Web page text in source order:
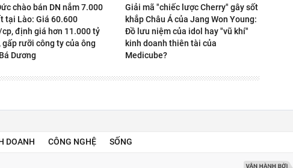
chào bán DN nắm 7.000
tại Lào: Giá 60.600
định giá hơn 11.000 tỷ
gấp rưỡi công ty của ông
Dương
Giải mã "chiếc lược Cherry" gây sốt
khắp Châu Á của Jang Won Young:
Đồ lưu niệm của idol hay "vũ khí"
kinh doanh thiên tài của
Medicube?
DOANH CÔNG NGHỆ SỐNG